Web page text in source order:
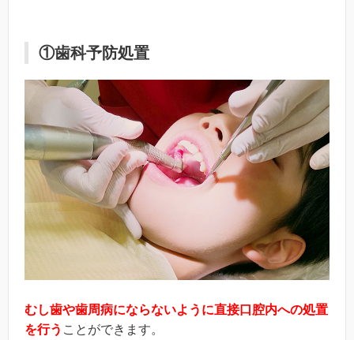
①歯科予防処置
むし歯や歯周病にならないように直接口腔内への処置
を行う ことができます。